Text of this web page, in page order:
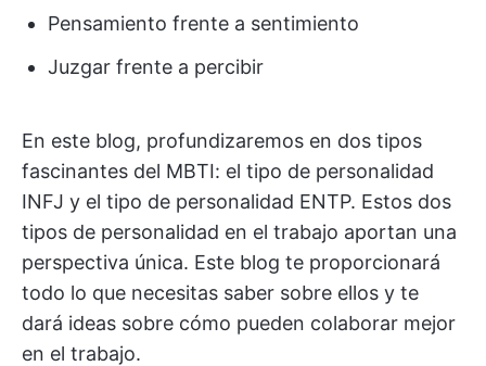
Pensamiento frente a sentimiento
Juzgar frente a percibir
En este blog, profundizaremos en dos tipos
fascinantes del MBTI: el tipo de personalidad
INFJ y el tipo de personalidad ENTP. Estos dos
tipos de personalidad en el trabajo aportan una
perspectiva única. Este blog te proporcionará
todo lo que necesitas saber sobre ellos y te
dará ideas sobre cómo pueden colaborar mejor
en el trabajo.